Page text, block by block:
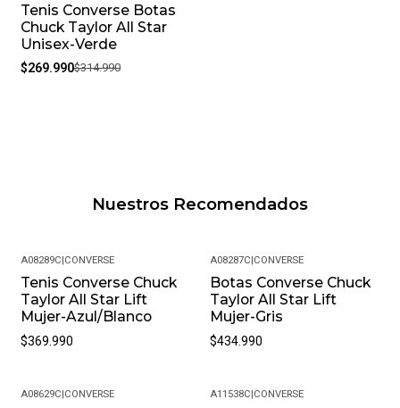
-14%
Tenis Converse Botas
Chuck Taylor All Star
Unisex-Verde
$269.990$314.990
Nuestros Recomendados
A08289C|CONVERSE
Tenis Converse Chuck
Taylor All Star Lift
Mujer-Azul/Blanco
$369.990
A08287C|CONVERSE
Botas Converse Chuck
Taylor All Star Lift
Mujer-Gris
$434.990
A08629C CONVERSE A11538C CONVERSE